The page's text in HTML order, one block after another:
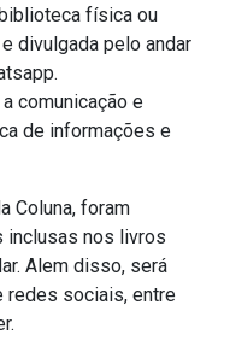
física ou
divulgada pelo andar
comunicação e
de informações e
Coluna, foram
nos livros
Alem disso, será
redes sociais, entre